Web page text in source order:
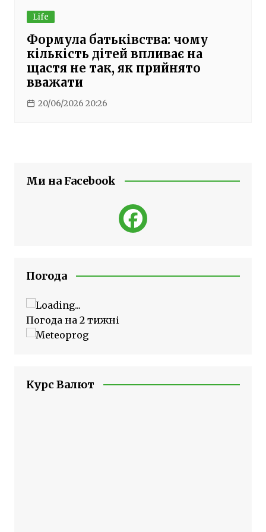
Life
Формула батьківства: чому
кількість дітей впливає на
щастя не так, як прийнято
вважати
20/06/2026 20:26
Ми на Facebook
Погода
Погода на 2 тижні
Курс Валют